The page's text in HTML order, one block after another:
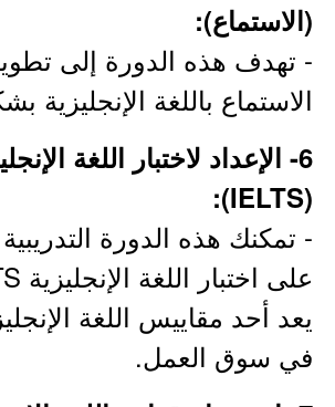
(الاستماع):
- تهدف هذه الدورة إلى
الاستماع باللغة الإنجليزية
6- الإعداد لاختبار اللغة
(IELTS):
- تمكنك هذه الدورة
يعد أحد مقاييس اللغة
في سوق العمل.